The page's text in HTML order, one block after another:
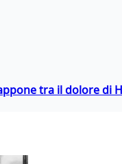
tra il dolore di